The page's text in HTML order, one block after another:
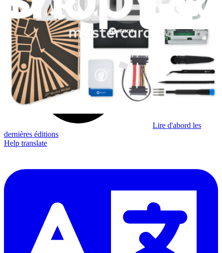
Je m'abonne à la newsletter
Apprenez quelque chose de nouveau chaque semaine
S'abonner
Lire d'abord les
dernières éditions
Help translate